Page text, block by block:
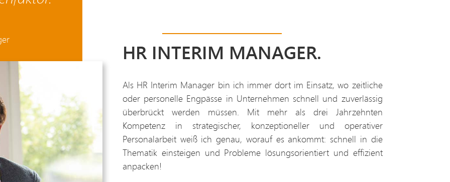
HR INTERIM MANAGER.
Als HR Interim Manager bin ich immer dort im Einsatz, wo zeitliche
oder personelle Engpässe in Unternehmen schnell und zuverlässig
überbrückt werden müssen. Mit mehr als drei Jahrzehnten
Kompetenz in strategischer, konzeptioneller und operativer
Personalarbeit weiß ich genau, worauf es ankommt: schnell in die
Thematik einsteigen und Probleme lösungsorientiert und effizient
anpacken!